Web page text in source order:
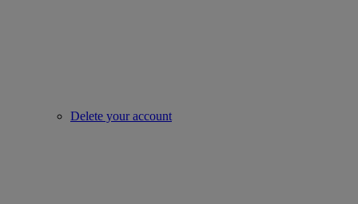
Delete your account